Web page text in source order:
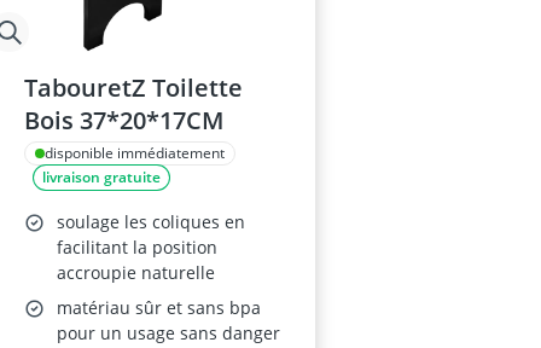
TabouretZ Toilette
Bois 37*20*17CM
disponible immédiatement
livraison gratuite
soulage les coliques en
facilitant la position
accroupie naturelle
matériau sûr et sans bpa
pour un usage sans danger